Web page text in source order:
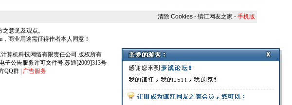
清除 Cookies - 镇江网友之家 - 手机版
意见及观点。
商业用途需征得作者本人同意！
计算机科技网络有限责任公司 版权所有
子公告服务许可文件号:苏通[2009]313号
QQ群 广告服务